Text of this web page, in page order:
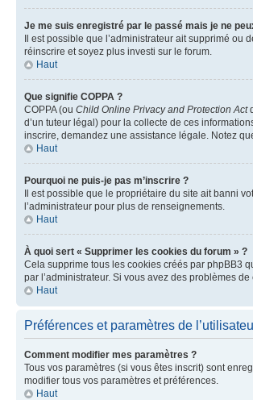
Je me suis enregistré par le passé mais je ne
Il est possible que l’administrateur ait supprimé ou
réinscrire et soyez plus investi sur le forum.
Haut
Que signifie COPPA ?
COPPA (ou Child Online Privacy and Protection Act
d’un tuteur légal) pour la collecte de ces
inscrire, demandez une assistance légale. Notez
Haut
Pourquoi ne puis-je pas m’inscrire ?
Il est possible que le propriétaire du site ait banni
l’administrateur pour plus de renseignements.
Haut
À quoi sert « Supprimer les cookies du forum » ?
Cela supprime tous les cookies créés par phpBB3
par l’administrateur. Si vous avez des problèmes
Haut
Préférences et paramètres de
Comment modifier mes paramètres ?
Tous vos paramètres (si vous êtes inscrit) sont
modifier tous vos paramètres et préférences.
Haut